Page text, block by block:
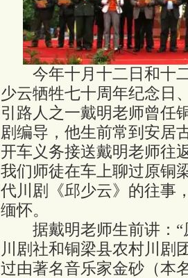
今年十月十二日和十二
少云牺牲七十周年纪念日
引路人之一戴明老师曾任
剧编导，他生前常到安居
开车义务接送戴明老师往
我们师徒在车上聊过原铜
代川剧《邱少云》的往事
缅怀。
据戴明老师生前讲：“
川剧社和铜梁县农村川剧
过由著名音乐家金砂（本